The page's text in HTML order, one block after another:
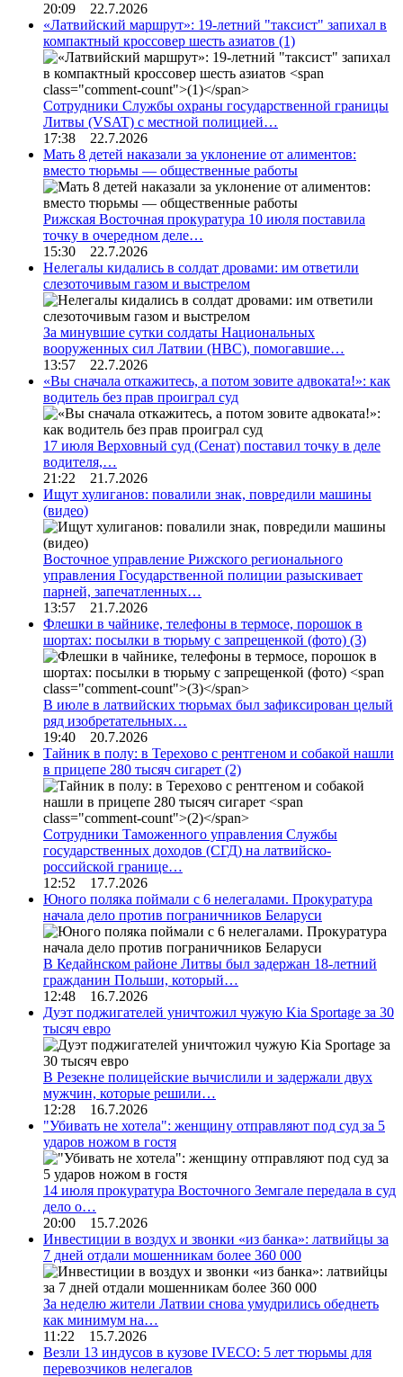
20:09 22.7.2026
«Латвийский маршрут»: 19-летний "таксист" запихал в
компактный кроссовер шесть азиатов (1)
Сотрудники Службы охраны государственной границы
Литвы (VSAT) с местной полицией…
17:38 22.7.2026
Мать 8 детей наказали за уклонение от алиментов:
вместо тюрьмы — общественные работы
Рижская Восточная прокуратура 10 июля поставила
точку в очередном деле…
15:30 22.7.2026
Нелегалы кидались в солдат дровами: им ответили
слезоточивым газом и выстрелом
За минувшие сутки солдаты Национальных
вооруженных сил Латвии (НВС), помогавшие…
13:57 22.7.2026
«Вы сначала откажитесь, а потом зовите адвоката!»: как
водитель без прав проиграл суд
17 июля Верховный суд (Сенат) поставил точку в деле
водителя,…
21:22 21.7.2026
Ищут хулиганов: повалили знак, повредили машины
(видео)
Восточное управление Рижского регионального
управления Государственной полиции разыскивает
парней, запечатленных…
13:57 21.7.2026
Флешки в чайнике, телефоны в термосе, порошок в
шортах: посылки в тюрьму с запрещенкой (фото) (3)
В июле в латвийских тюрьмах был зафиксирован целый
ряд изобретательных…
19:40 20.7.2026
Тайник в полу: в Терехово с рентгеном и собакой нашли
в прицепе 280 тысяч сигарет (2)
Сотрудники Таможенного управления Службы
государственных доходов (СГД) на латвийско-
российской границе…
12:52 17.7.2026
Юного поляка поймали с 6 нелегалами. Прокуратура
начала дело против пограничников Беларуси
В Кедайнском районе Литвы был задержан 18-летний
гражданин Польши, который…
12:48 16.7.2026
Дуэт поджигателей уничтожил чужую Kia Sportage за 30
тысяч евро
В Резекне полицейские вычислили и задержали двух
мужчин, которые решили…
12:28 16.7.2026
"Убивать не хотела": женщину отправляют под суд за 5
ударов ножом в гостя
14 июля прокуратура Восточного Земгале передала в суд
дело о…
20:00 15.7.2026
Инвестиции в воздух и звонки «из банка»: латвийцы за
7 дней отдали мошенникам более 360 000
За неделю жители Латвии снова умудрились обеднеть
как минимум на…
11:22 15.7.2026
Везли 13 индусов в кузове IVECO: 5 лет тюрьмы для
перевозчиков нелегалов